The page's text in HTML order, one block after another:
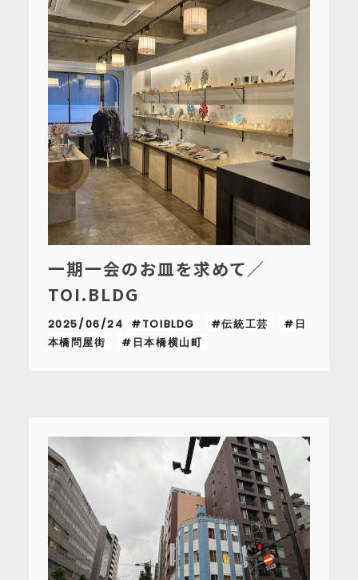
一期一会のお皿を求めて／
TOI.BLDG
2025/06/24 #TOIBLDG #伝統工芸
#日
本橋問屋街
#日本橋横山町